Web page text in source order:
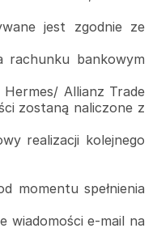
jest zgodnie ze
rachunku bankowym
Allianz Trade
zostaną naliczone z
realizacji kolejnego
momentu spełnienia
wiadomości e-mail na